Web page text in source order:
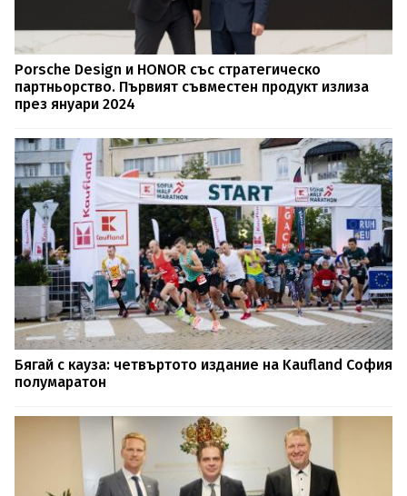
Porsche Design и HONOR със стратегическо
партньорство. Първият съвместен продукт излиза
през януари 2024
Бягай с кауза: четвъртото издание на Kaufland София
полумаратон